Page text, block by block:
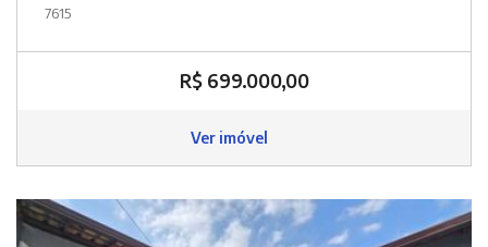
7615
R$ 699.000,00
Ver imóvel